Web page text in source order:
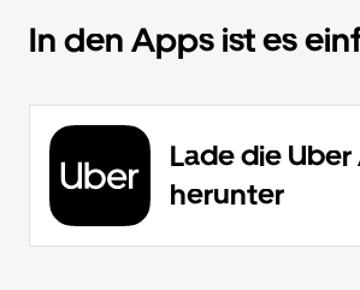
In den Apps ist es
Lade die
herunter